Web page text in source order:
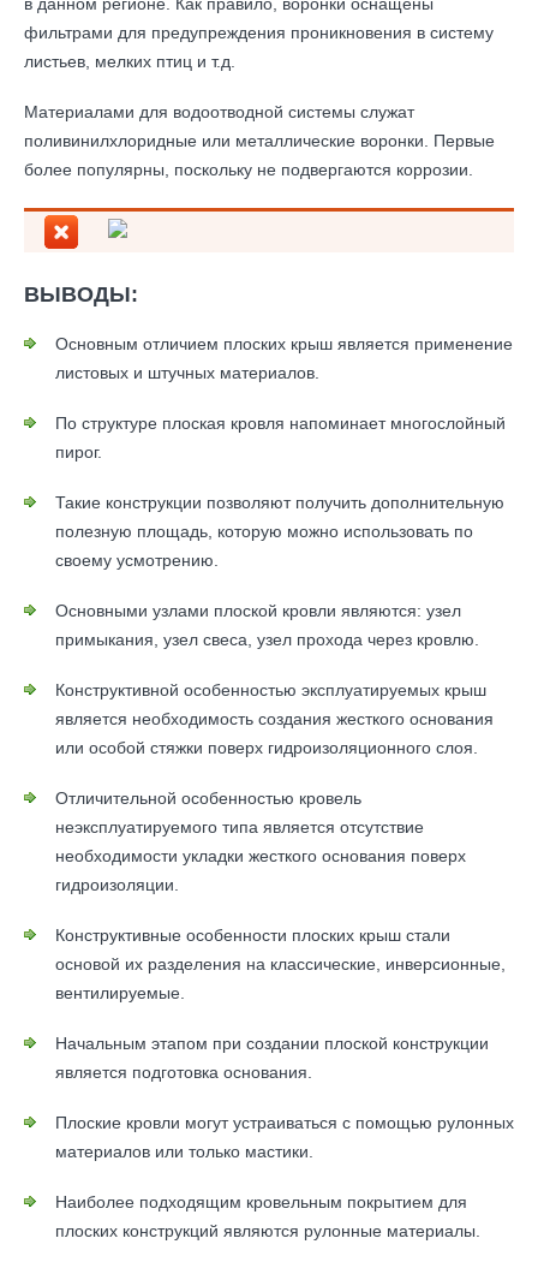
фильтрами для предупреждения проникновения в систему
листьев, мелких птиц и т.д.
Материалами для водоотводной системы служат
поливинилхлоридные или металлические воронки. Первые
более популярны, поскольку не подвергаются коррозии.
ВЫВОДЫ:
Основным отличием плоских крыш является применение
листовых и штучных материалов.
По структуре плоская кровля напоминает многослойный
пирог.
Такие конструкции позволяют получить дополнительную
полезную площадь, которую можно использовать по
своему усмотрению.
Основными узлами плоской кровли являются: узел
примыкания, узел свеса, узел прохода через кровлю.
Конструктивной особенностью эксплуатируемых крыш
является необходимость создания жесткого основания
или особой стяжки поверх гидроизоляционного слоя.
Отличительной особенностью кровель
неэксплуатируемого типа является отсутствие
необходимости укладки жесткого основания поверх
гидроизоляции.
Конструктивные особенности плоских крыш стали
основой их разделения на классические, инверсионные,
вентилируемые.
Начальным этапом при создании плоской конструкции
является подготовка основания.
Плоские кровли могут устраиваться с помощью рулонных
материалов или только мастики.
Наиболее подходящим кровельным покрытием для
плоских конструкций являются рулонные материалы.